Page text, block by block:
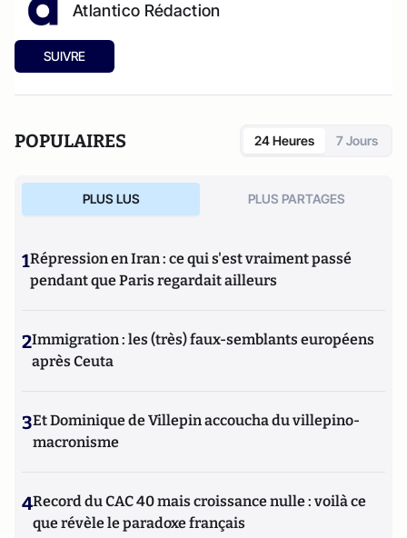
Atlantico Rédaction
SUIVRE
POPULAIRES 24 Heures 7 Jours
PLUS LUS PLUS PARTAGES
1Répression en Iran : ce qui s'est vraiment passé
pendant que Paris regardait ailleurs
2Immigration : les (très) faux-semblants européens
après Ceuta
3Et Dominique de Villepin accoucha du villepino-
macronisme
4Record du CAC 40 mais croissance nulle : voilà ce
que révèle le paradoxe français